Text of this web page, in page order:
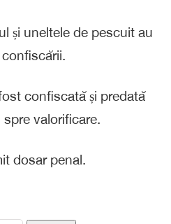
și uneltele de pescuit au
confiscată și predată
valorificare.
dosar penal.